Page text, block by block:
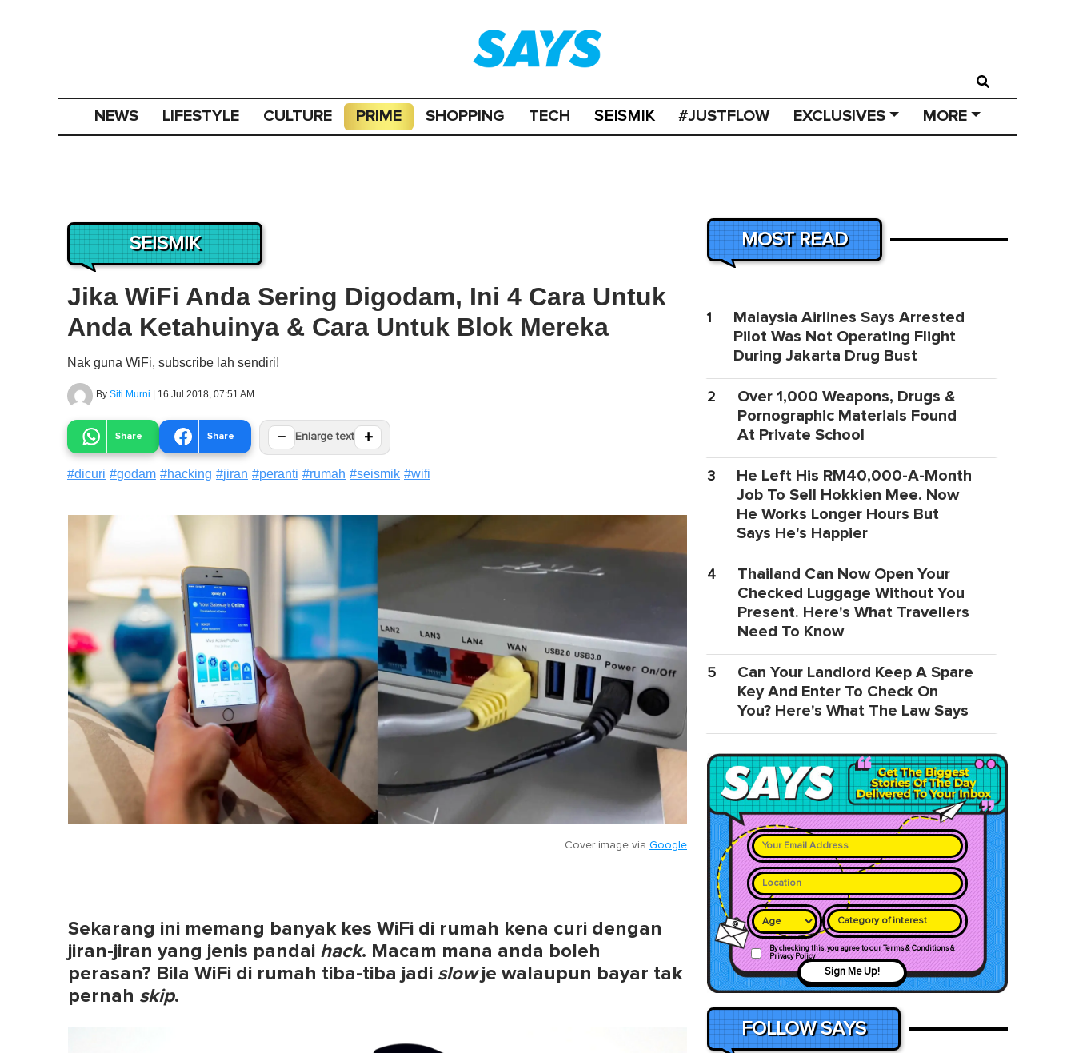
NEWS LIFESTYLE CULTURE PRIME SHOPPING TECH SEISMIK #JUSTFLOW EXCLUSIVES MORE
SEISMIK
Jika WiFi Anda Sering Digodam, Ini 4 Cara Untuk
Anda Ketahuinya & Cara Untuk Blok Mereka
Nak guna WiFi, subscribe lah sendiri!
By Siti Murni | 16 Jul 2018, 07:51 AM
Share Share − Enlarge text +
#dicuri #godam #hacking #jiran #peranti #rumah #seismik #wifi
Cover image via Google
Sekarang ini memang banyak kes WiFi di rumah kena curi dengan
jiran-jiran yang jenis pandai hack. Macam mana anda boleh
perasan? Bila WiFi di rumah tiba-tiba jadi slowje walaupun bayar tak
pernah skip.
MOST READ
1
Malaysia Airlines Says Arrested
Pilot Was Not Operating Flight
During Jakarta Drug Bust
2
Over 1,000 Weapons, Drugs &
Pornographic Materials Found
At Private School
3
He Left His RM40,000-A-Month
Job To Sell Hokkien Mee. Now
He Works Longer Hours But
Says He's Happier
4
Thailand Can Now Open Your
Checked Luggage Without You
Present. Here's What Travellers
Need To Know
5
Can Your Landlord Keep A Spare
Key And Enter To Check On
You? Here's What The Law Says
Category of interest
By checking this, you agree to our Terms & Conditions &
Privacy Policy
Sign Me Up!
FOLLOW SAYS